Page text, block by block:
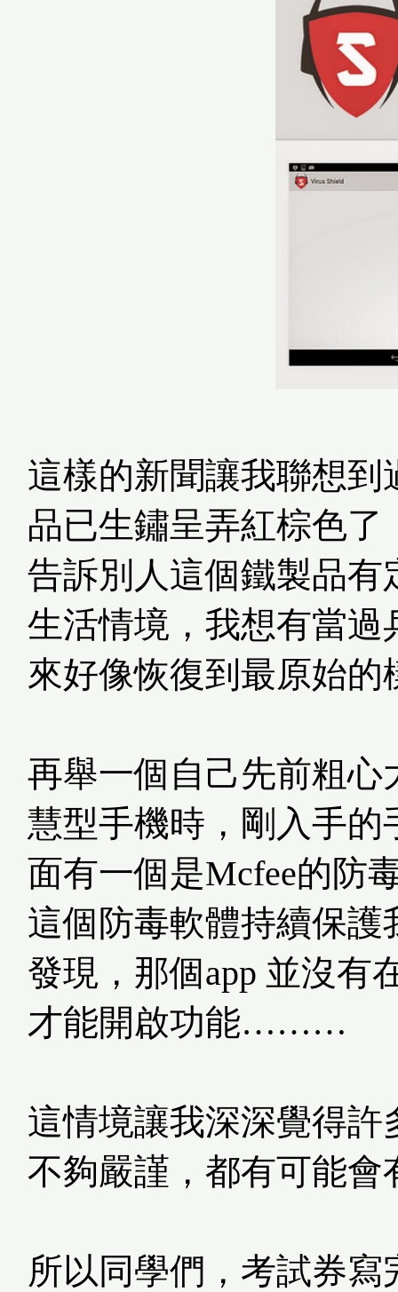
這樣的新聞讓我聯想
品已生鏽呈弄紅棕色
告訴別人這個鐵製品
生活情境，我想有當
來好像恢復到最原始
再舉一個自己先前粗
慧型手機時，剛入手的
面有一個是Mcfee的防
這個防毒軟體持續保
發現，那個app 並沒有
才能開啟功能………
這情境讓我深深覺得許
不夠嚴謹，都有可能
所以同學們，考試券